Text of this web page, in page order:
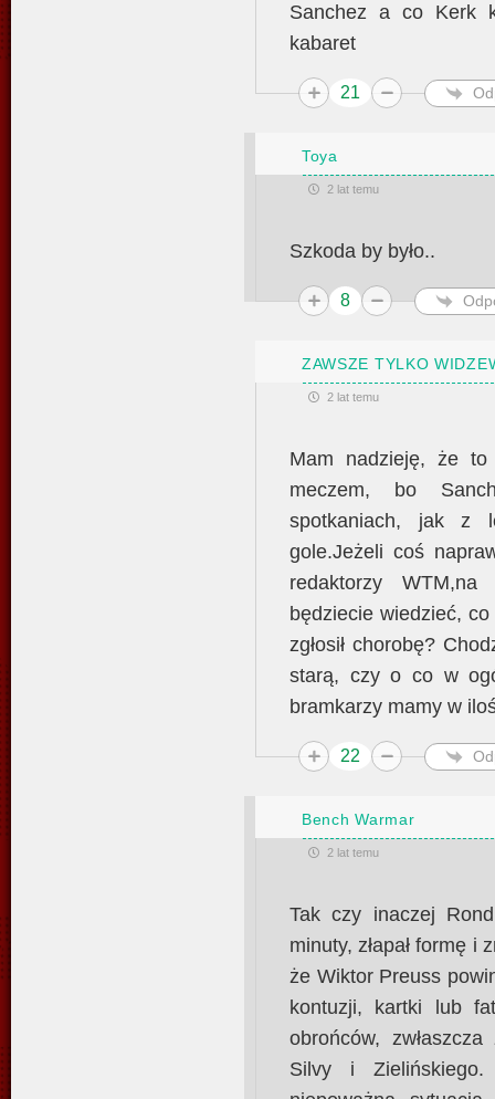
Sanchez a co Kerk
kabaret
21
Toya
2 lat temu
Szkoda by było..
8
ZAWSZE TYLKO
2 lat temu
Mam nadzieję, że
meczem, bo
spotkaniach, jak z
gole.Jeżeli coś
redaktorzy
będziecie wiedzieć,
zgłosił chorobę?
starą, czy o co w
bramkarzy mamy w
22
Bench Warmar
2 lat temu
Tak czy inaczej
minuty, złapał formę i
że Wiktor Preuss
kontuzji, kartki lub
obrońców,
Silvy i